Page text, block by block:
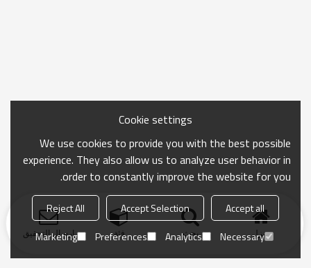
منزل بحث فئة ارسال التحقيق
Cookie settings
We use cookies to provide you with the best possible
experience. They also allow us to analyze user behavior in
order to constantly improve the website for you.
Accept all
Accept Selection
Reject All
Necessary
Analytics
Preferences
Marketing